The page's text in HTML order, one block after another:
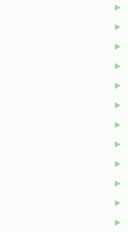
►
►
►
►
►
►
►
►
►
►
►
►